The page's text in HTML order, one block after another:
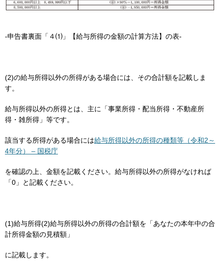
-申告書裏面「４⑴」【給与所得の金額の計算方法】の表-
(2)の給与所得以外の所得がある場合には、その合計額を記載しま
す。
給与所得以外の所得とは、主に「事業所得・配当所得・不動産所
得・雑所得」等です。
該当する所得がある場合には給与所得以外の所得の種類等（令和2～
4年分） – 国税庁
を確認の上、金額を記載ください。給与所得以外の所得がなければ
「0」と記載ください。
(1)給与所得(2)給与所得以外の所得の合計額を「あなたの本年中の合
計所得金額の見積額」
に記載します。